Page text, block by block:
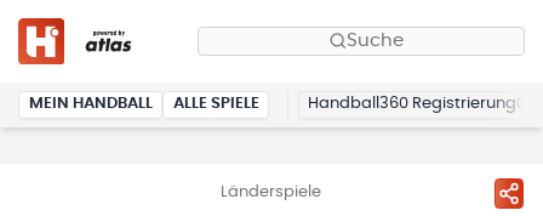
Suche
MEIN HANDBALL ALLE SPIELE Handball360 Registrierung
Länderspiele